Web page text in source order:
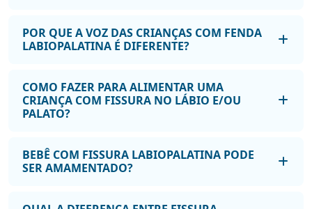
POR QUE A VOZ DAS CRIANÇAS COM FENDA
LABIOPALATINA É DIFERENTE?
COMO FAZER PARA ALIMENTAR UMA
CRIANÇA COM FISSURA NO LÁBIO E/OU
PALATO?
BEBÊ COM FISSURA LABIOPALATINA PODE
SER AMAMENTADO?